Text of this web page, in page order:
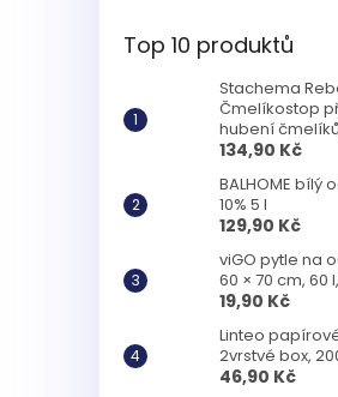
Top 10 produktů
Stachema
Čmelíkostop
hubení
134,90 Kč
BALHOME bílý
10% 5 l
129,90 Kč
viGO pytle na
60 × 70 cm, 60
19,90 Kč
Linteo
2vrstvé box,
46,90 Kč